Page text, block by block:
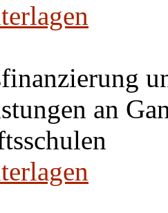
an